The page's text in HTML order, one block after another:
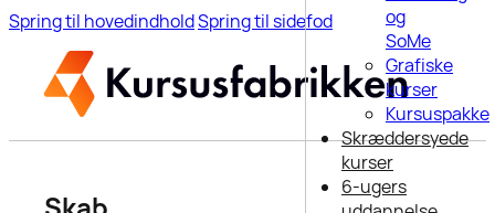
Spring til hovedindholdSpring til sidefod
og
SoMe
Grafiske
kurser
Kursuspakke
Skræddersyede
kurser
6-ugers